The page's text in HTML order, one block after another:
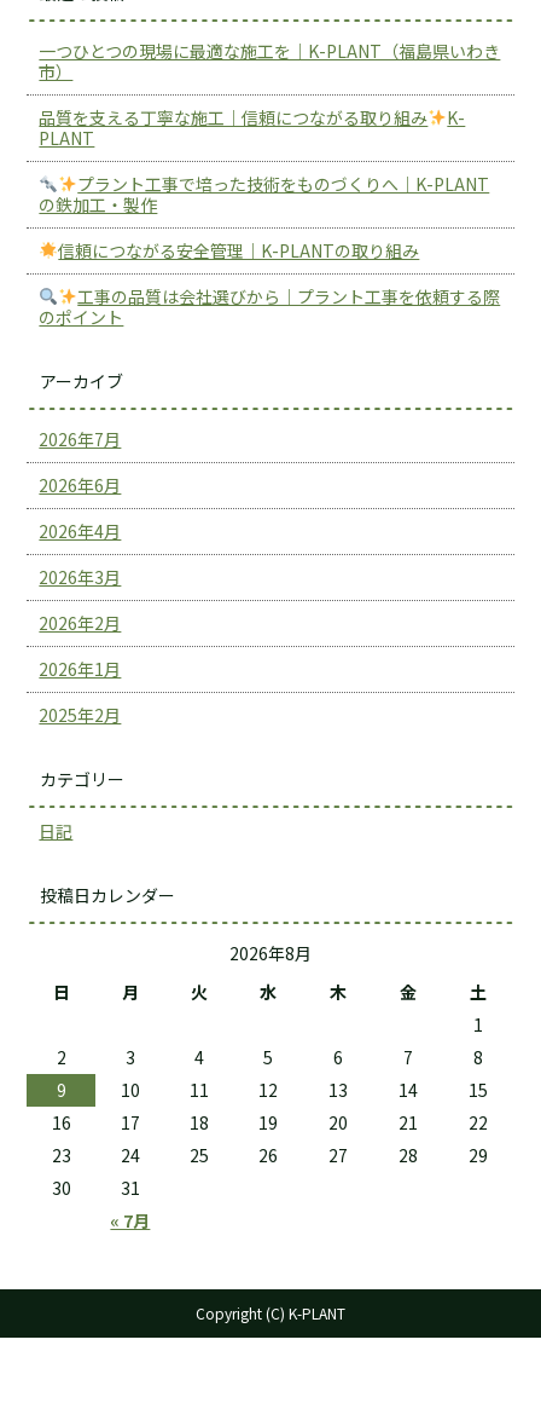
一つひとつの現場に最適な施工を｜K-PLANT（福島県いわき
市）
品質を支える丁寧な施工｜信頼につながる取り組み
K-
PLANT
プラント工事で培った技術をものづくりへ｜K-PLANT
の鉄加工・製作
信頼につながる安全管理｜K-PLANTの取り組み
工事の品質は会社選びから｜プラント工事を依頼する際
のポイント
アーカイブ
2026年7月
2026年6月
2026年4月
2026年3月
2026年2月
2026年1月
2025年2月
カテゴリー
日記
投稿日カレンダー
2026年8月
日
月 火 水 木 金 土
« 7月
1
2
3 4 5 6 7
8
9
10 11 12 13 14
15
16
17 18 19 20 21
22
23
24 25 26 27 28
29
30
31
Copyright (C) K-PLANT